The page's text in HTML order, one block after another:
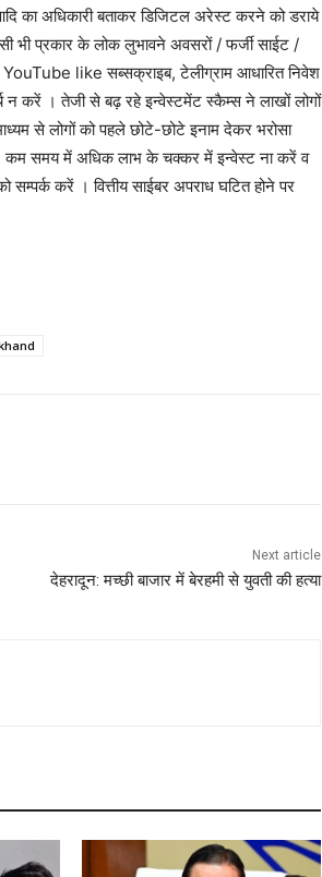
का अधिकारी बताकर डिजिटल अरेस्ट करने को डराये
भी प्रकार के लोक लुभावने अवसरों / फर्जी साईट /
like सब्सक्राइब, टेलीग्राम आधारित निवेश
करें । तेजी से बढ़ रहे इन्वेस्टमेंट स्कैम्स ने लाखों लोगों
से लोगों को पहले छोटे-छोटे इनाम देकर भरोसा
कम समय में अधिक लाभ के चक्कर में इन्वेस्ट ना करें व
करें । वित्तीय साईबर अपराध घटित होने पर
Next article
देहरादून: मच्छी बाजार में बेरहमी से युवती की हत्या